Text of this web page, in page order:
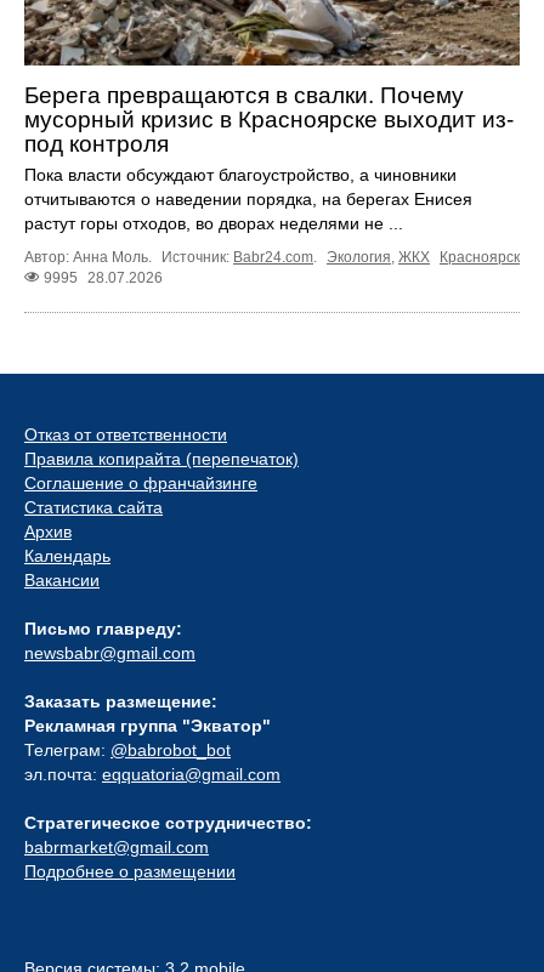
Берега превращаются в свалки. Почему
мусорный кризис в Красноярске выходит из-
под контроля
Пока власти обсуждают благоустройство, а чиновники
отчитываются о наведении порядка, на берегах Енисея
растут горы отходов, во дворах неделями не ...
Автор: Анна Моль. Источник: Babr24.com. Экология, ЖКХ
Красноярск
9995
28.07.2026
Отказ от ответственности
Правила копирайта (перепечаток)
Соглашение о франчайзинге
Статистика сайта
Архив
Календарь
Вакансии
Письмо главреду:
newsbabr@gmail.com
Заказать размещение:
Рекламная группа "Экватор"
Телеграм: @babrobot_bot
эл.почта: eqquatoria@gmail.com
Стратегическое сотрудничество:
babrmarket@gmail.com
Подробнее о размещении